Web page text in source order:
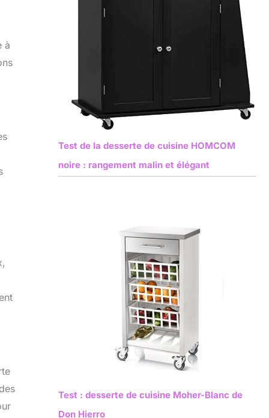
à
Test de la desserte de cuisine HOMCOM
noire : rangement malin et élégant
Test : desserte de cuisine Moher-Blanc de
Don Hierro